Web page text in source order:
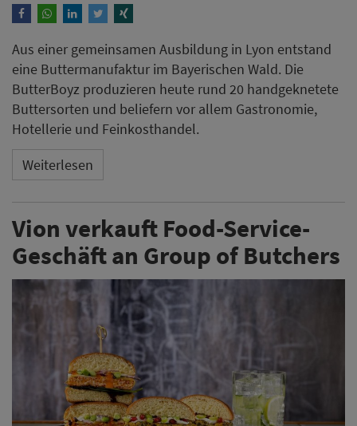
Aus einer gemeinsamen Ausbildung in Lyon entstand
eine Buttermanufaktur im Bayerischen Wald. Die
ButterBoyz produzieren heute rund 20 handgeknetete
Buttersorten und beliefern vor allem Gastronomie,
Hotellerie und Feinkosthandel.
Weiterlesen
Vion verkauft Food-Service-
Geschäft an Group of Butchers